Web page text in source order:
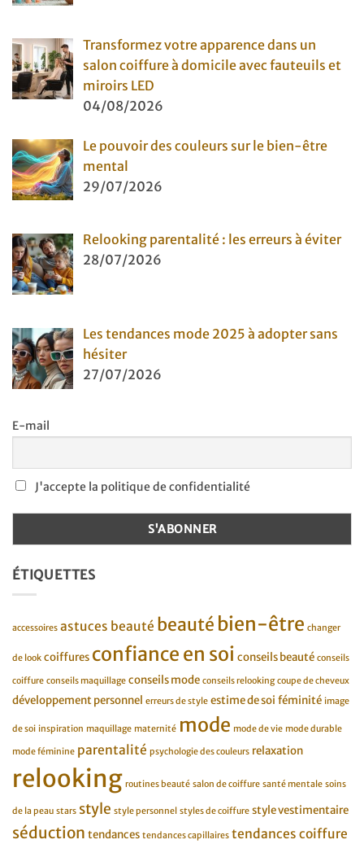
Transformez votre apparence dans un
salon coiffure à domicile avec fauteuils et
miroirs LED
04/08/2026
Le pouvoir des couleurs sur le bien-être
mental
29/07/2026
Relooking parentalité : les erreurs à éviter
28/07/2026
Les tendances mode 2025 à adopter sans
hésiter
27/07/2026
E-mail
J'accepte la politique de confidentialité
ÉTIQUETTES
accessoires astuces beauté beauté bien-être changer
de look coiffures confiance en soi conseils beauté conseils
coiffure conseils maquillage conseils mode conseils relooking coupe de cheveux
développement personnel erreurs de style estime de soi féminité image
de soi inspiration maquillage maternité mode mode de vie mode durable
mode féminine parentalité psychologie des couleurs relaxation
relooking routines beauté salon de coiffure santé mentale soins
de la peau stars style style personnel styles de coiffure style vestimentaire
séduction tendances tendances capillaires tendances coiffure